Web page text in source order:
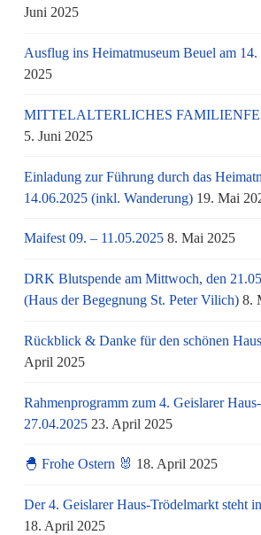
Juni 2025
Ausflug ins Heimatmuseum Beuel am 14.
2025
MITTELALTERLICHES
5. Juni 2025
Einladung zur Führung durch das
14.06.2025 (inkl. Wanderung) 19. Mai
Maifest 09. – 11.05.2025 8. Mai 2025
DRK Blutspende am Mittwoch, den
(Haus der Begegnung St. Peter Vilich) 8.
Rückblick & Danke für den schönen
April 2025
Rahmenprogramm zum 4. Geislarer
27.04.2025 23. April 2025
🐣 Frohe Ostern 🐰 18. April 2025
Der 4. Geislarer Haus-Trödelmarkt steht
18. April 2025